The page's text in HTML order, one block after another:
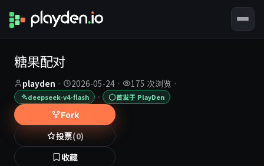
糖果配对
playden · 2026-05-24 · 175 次浏览 ·
deepseek-v4-flash · 首发于 PlayDen
Fork
投票(0)
收藏